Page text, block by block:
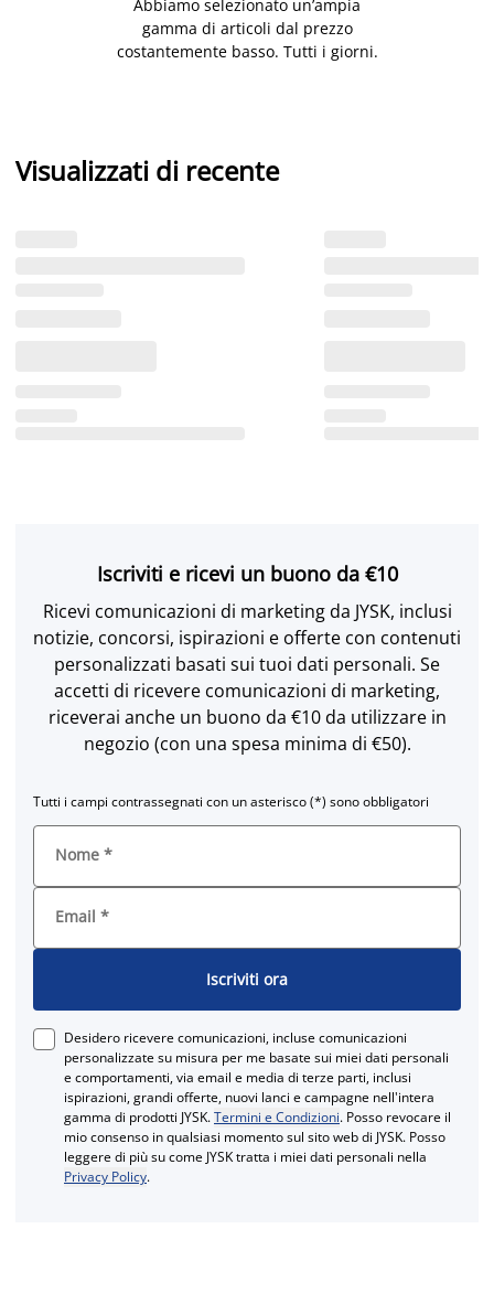
Abbiamo selezionato un’ampia
gamma di articoli dal prezzo
costantemente basso. Tutti i giorni.
Visualizzati di recente
Iscriviti e ricevi un buono da €10
Ricevi comunicazioni di marketing da JYSK, inclusi
notizie, concorsi, ispirazioni e offerte con contenuti
personalizzati basati sui tuoi dati personali. Se
accetti di ricevere comunicazioni di marketing,
riceverai anche un buono da €10 da utilizzare in
negozio (con una spesa minima di €50).
Tutti i campi contrassegnati con un asterisco (*) sono obbligatori
Nome *
Email *
Iscriviti ora
Desidero ricevere comunicazioni, incluse comunicazioni
personalizzate su misura per me basate sui miei dati personali
e comportamenti, via email e media di terze parti, inclusi
ispirazioni, grandi offerte, nuovi lanci e campagne nell'intera
gamma di prodotti JYSK.Termini e Condizioni. Posso revocare il
mio consenso in qualsiasi momento sul sito web di JYSK. Posso
leggere di più su come JYSK tratta i miei dati personali nella
Privacy Policy.